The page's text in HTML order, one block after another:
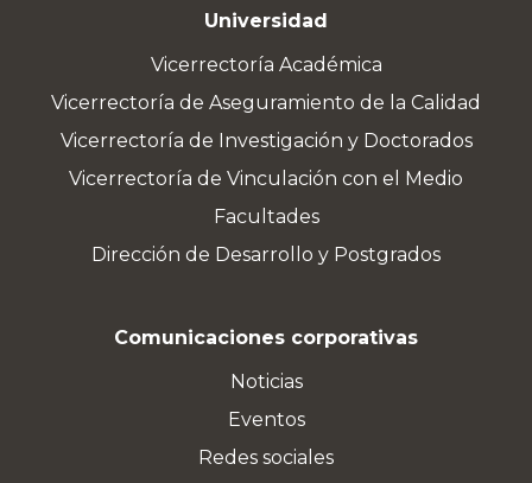
Universidad
Vicerrectoría Académica
Vicerrectoría de Aseguramiento de la Calidad
Vicerrectoría de Investigación y Doctorados
Vicerrectoría de Vinculación con el Medio
Facultades
Dirección de Desarrollo y Postgrados
Comunicaciones corporativas
Noticias
Eventos
Redes sociales